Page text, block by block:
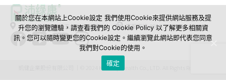
新北市五股工業區五工五路56號 客服專線:0800-376-688
凱健企業股份有限公司 ｜© 2024 K-Jump Health Co., LTD. All Rights Reserved.
關於您在本網站上Cookie設定 我們使用Cookie來提供網站服務及提
升您的瀏覽體驗，請查看我們的 Cookie Policy 以了解更多相關資
訊。您可以隨時變更您的Cookie設定。繼續瀏覽此網站即代表您同意
我們對Cookie的使用。
確定